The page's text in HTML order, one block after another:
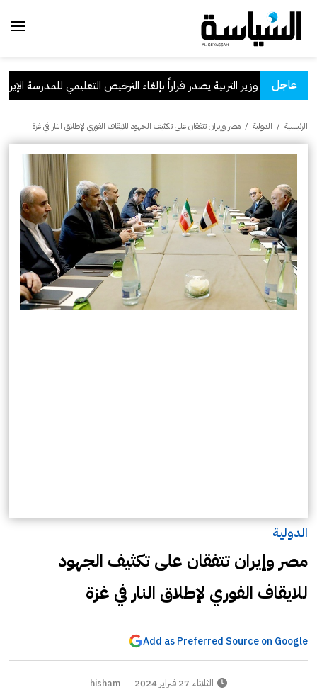
عاجلوزير التربية يصدر قراراً بإلغاء الترخيص التعليمي للمدرسة الإيرانية
الرئيسية / الدولية / مصر وإيران تتفقان على تكثيف الجهود للايقاف الفوري لإطلاق النار في غزة
الدولية
مصر وإيران تتفقان على تكثيف الجهود
للايقاف الفوري لإطلاق النار في غزة
Add as Preferred Source on Google
الثلاثاء 27 فبراير 2024 hisham